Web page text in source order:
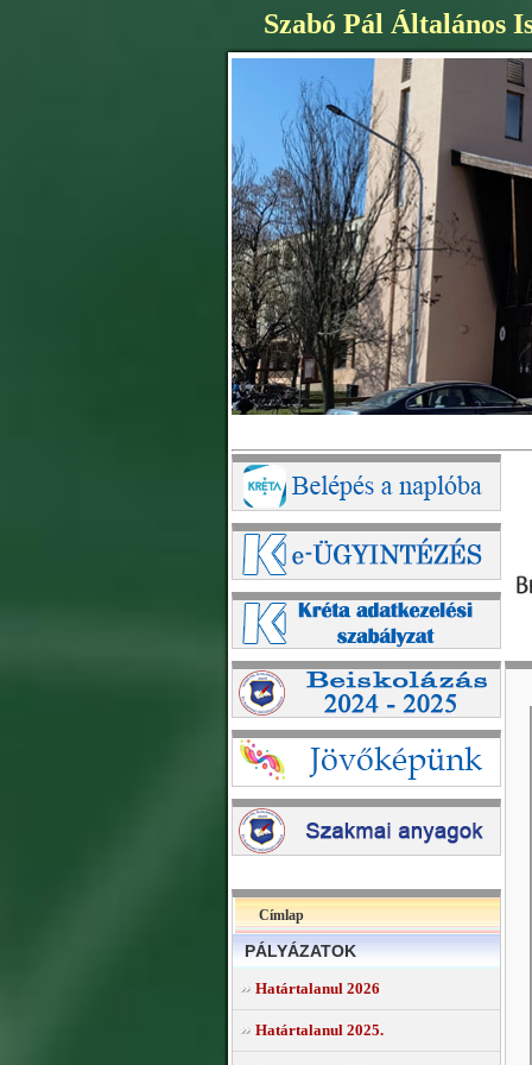
Szabó Pál Általános
Címlap
PÁLYÁZATOK
Határtalanul 2026
Határtalanul 2025.